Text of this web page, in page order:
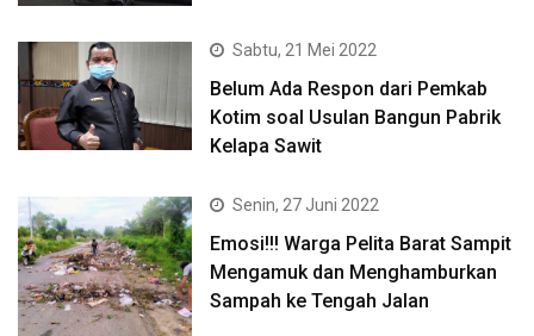
Sabtu, 21 Mei 2022
Belum Ada Respon dari Pemkab
Kotim soal Usulan Bangun Pabrik
Kelapa Sawit
Senin, 27 Juni 2022
Emosi!!! Warga Pelita Barat Sampit
Mengamuk dan Menghamburkan
Sampah ke Tengah Jalan